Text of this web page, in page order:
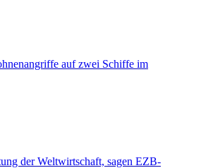
auf zwei Schiffe im
der Weltwirtschaft, sagen EZB-